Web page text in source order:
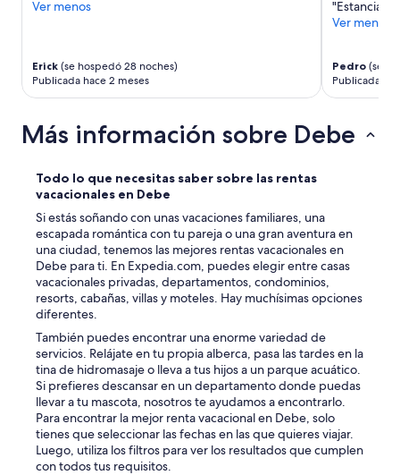
Ver menos
Erick (se hospedó 28 noches)
Publicada hace 2 meses
"Estancia
Ver menos
Pedro (se
Publicada
Más información sobre Debe
Todo lo que necesitas saber sobre las rentas
vacacionales en Debe
Si estás soñando con unas vacaciones familiares, una
escapada romántica con tu pareja o una gran aventura en
una ciudad, tenemos las mejores rentas vacacionales en
Debe para ti. En Expedia.com, puedes elegir entre casas
vacacionales privadas, departamentos, condominios,
resorts, cabañas, villas y moteles. Hay muchísimas opciones
diferentes.
También puedes encontrar una enorme variedad de
servicios. Relájate en tu propia alberca, pasa las tardes en la
tina de hidromasaje o lleva a tus hijos a un parque acuático.
Si prefieres descansar en un departamento donde puedas
llevar a tu mascota, nosotros te ayudamos a encontrarlo.
Para encontrar la mejor renta vacacional en Debe, solo
tienes que seleccionar las fechas en las que quieres viajar.
Luego, utiliza los filtros para ver los resultados que cumplen
con todos tus requisitos.